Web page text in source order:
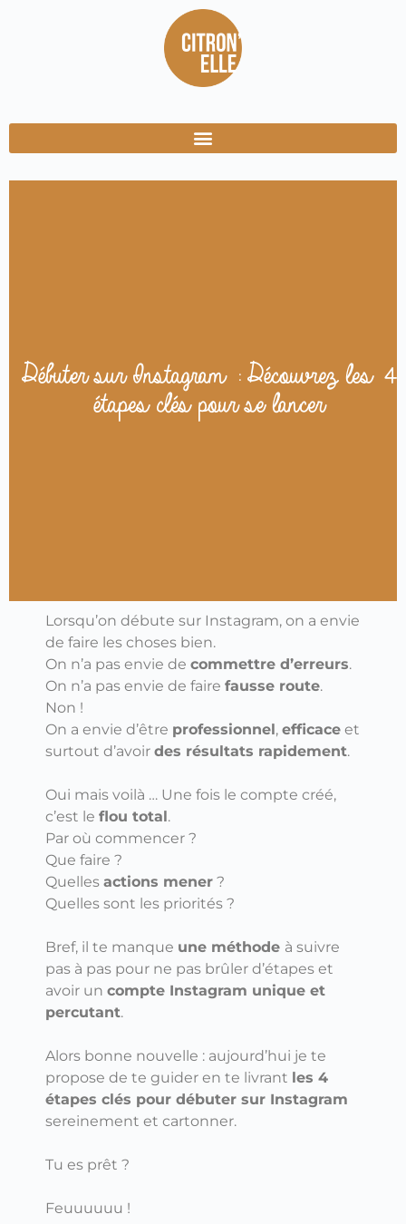
Débuter sur Instagram : Découvrez les 4
étapes clés pour se lancer
Lorsqu’on débute sur Instagram, on a envie
de faire les choses bien.
On n’a pas envie de commettre d’erreurs.
On n’a pas envie de faire fausse route.
Non !
On a envie d’être professionnel, efficace et
surtout d’avoir des résultats rapidement.
Oui mais voilà … Une fois le compte créé,
c’est le flou total.
Par où commencer ?
Que faire ?
Quelles actions mener ?
Quelles sont les priorités ?
Bref, il te manque une méthode à suivre
pas à pas pour ne pas brûler d’étapes et
avoir un compte Instagram unique et
percutant.
Alors bonne nouvelle : aujourd’hui je te
propose de te guider en te livrant les 4
étapes clés pour débuter sur Instagram
sereinement et cartonner.
Tu es prêt ?
Feuuuuuu !